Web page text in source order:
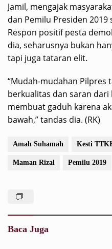
Jamil, mengajak
dan Pemilu Presiden
Respon positif pesta
dia, seharusnya bukan
tapi juga tataran elit.
“Mudah-mudahan Pilpres
berkualitas dan saran
membuat gaduh karena
bawah,” tandas dia. (RK)
Amah Suhamah Kesti
Maman Rizal Pemilu 2019
Baca Juga